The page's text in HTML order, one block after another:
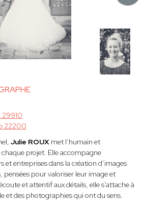
22200
Julie ROUX met l’humain et
projet. Elle accompagne
et entreprises dans la création d’images
pensées pour valoriser leur image et
et attentif aux détails, elle s’attache à
et des photographies qui ont du sens.